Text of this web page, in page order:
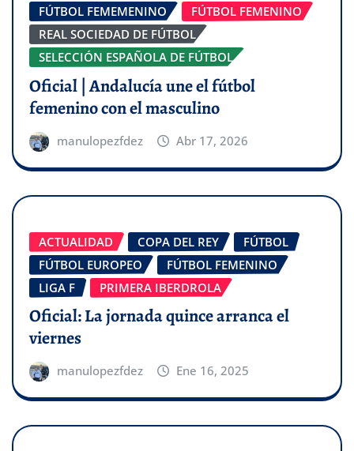
FÚTBOL FEMEMENINO
FÚTBOL FEMENINO
REAL SOCIEDAD DE FÚTBOL
SELECCIÓN ESPAÑOLA DE FÚTBOL
Oficial | Andalucía une el fútbol
femenino con el masculino
manulopezfdez Abr 17, 2026
ACTUALIDAD COPA DEL REY
FÚTBOL
FÚTBOL EUROPEO
FÚTBOL FEMENINO
LIGA F
PRIMERA IBERDROLA
Oficial: La jornada quince arranca el
viernes
manulopezfdez Ene 16, 2025